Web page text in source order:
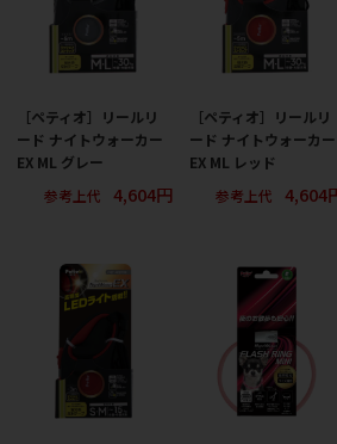
［ペティオ］リールリ
ード ナイトウォーカー
EX ML グレー
参考上代
4,604円
［ペティオ］リールリ
ード ナイトウォーカー
EX ML レッド
参考上代
4,604